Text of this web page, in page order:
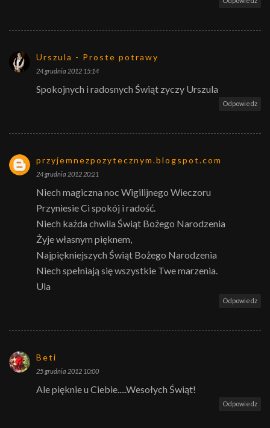
Urszula - Proste potrawy
24 grudnia 2012 15:14
Spokojnych i radosnych Świąt zyczy Urszula
Odpowiedz
przyjemnezpozytecznym.blogspot.com
24 grudnia 2012 20:21
Niech magiczna noc Wigilijnego Wieczoru
Przyniesie Ci spokój i radość.
Niech każda chwila Świąt Bożego Narodzenia
Żyje własnym pięknem,
Najpiękniejszych Świąt Bożego Narodzenia
Niech spełniają się wszystkie Twe marzenia.
Ula
Odpowiedz
Beti
25 grudnia 2012 10:00
Ale pięknie u Ciebie.....Wesołych Świąt!
Odpowiedz